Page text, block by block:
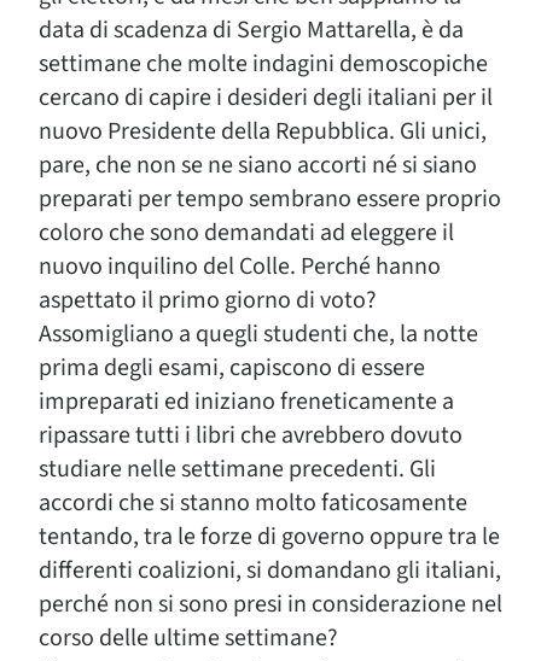
data di scadenza di Sergio Mattarella, è da
settimane che molte indagini demoscopiche
cercano di capire i desideri degli italiani per il
nuovo Presidente della Repubblica. Gli unici,
pare, che non se ne siano accorti né si siano
preparati per tempo sembrano essere proprio
coloro che sono demandati ad eleggere il
nuovo inquilino del Colle. Perché hanno
aspettato il primo giorno di voto?
Assomigliano a quegli studenti che, la notte
prima degli esami, capiscono di essere
impreparati ed iniziano freneticamente a
ripassare tutti i libri che avrebbero dovuto
studiare nelle settimane precedenti. Gli
accordi che si stanno molto faticosamente
tentando, tra le forze di governo oppure tra le
differenti coalizioni, si domandano gli italiani,
perché non si sono presi in considerazione nel
corso delle ultime settimane?